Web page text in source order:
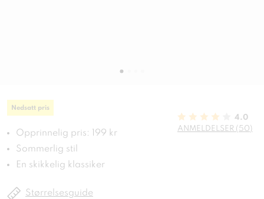
Nedsatt pris
Opprinnelig pris: 199 kr
Sommerlig stil
En skikkelig klassiker
4.0
ANMELDELSER (50)
Størrelsesguide